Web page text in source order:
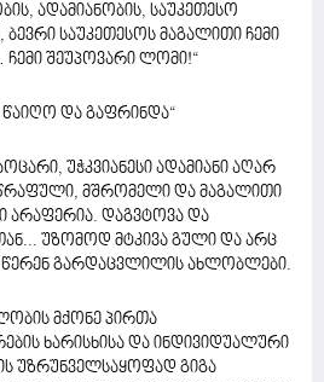
ადამიანობის, საუკეთესო
ბევრი საუკეთესოს მაგალითი ჩემი
ჩემი შეუპოვარი ლომი!“
წაიღო და გაფრინდა“
უჭკვიანესი ადამიანი აღარ
მშრომელი და მაგალითი
არაფერია. დაგვტოვა და
უზომოდ მტკივა გული და არც
- წერენ გარდაცვლილის ახლობლები.
მქონე პირთა
ხარისხისა და ინდივიდუალური
უზრუნველსაყოფად გიგა